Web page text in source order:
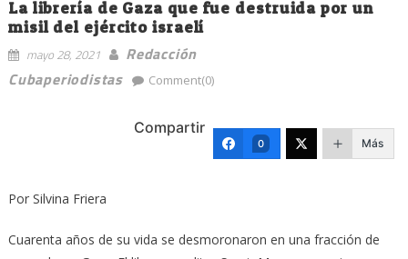
La librería de Gaza que fue destruida por un
misil del ejército israelí
mayo 28, 2021
Redacción
Cubaperiodistas
Comment(0)
Compartir
0 Más
Por Silvina Friera
Cuarenta años de su vida se desmoronaron en una fracción de